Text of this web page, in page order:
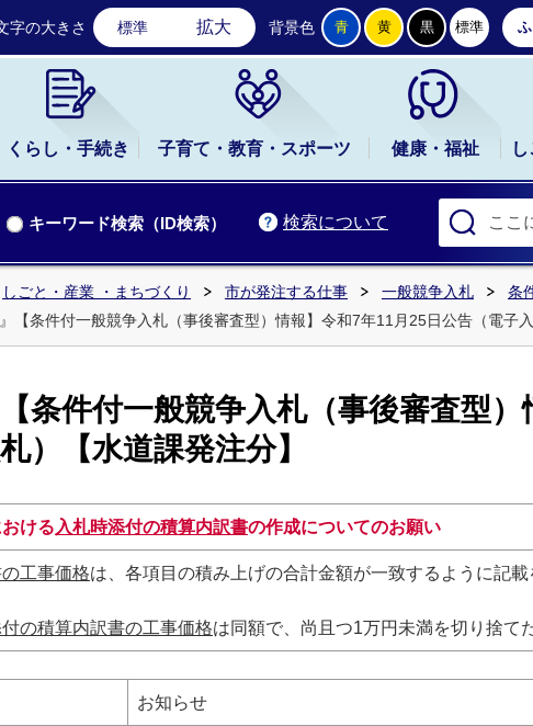
石岡市公式ホームページ
字の大きさ 標準 拡大 背景色 青 黄 黒 標準
くらし・手続き 子育て・教育・スポーツ 健康・福祉
検索について
キーワード検索（ID検索）
しごと・産業 ・まちづくり 市が発注する仕事 一般競争入札
条
』【条件付一般競争入札（事後審査型）情報】令和7年11月25日公告（電子
【条件付一般競争入札（事後審査型
）【水道課発注分】
ける 入札時添付の積算内訳書の作成についてのお願い
工事価格は、各項目の積み上げの合計金額が一致するように記載
の積算内訳書の工事価格は同額で、尚且つ1万円未満を切り捨て
お知らせ